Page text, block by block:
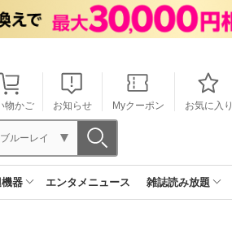
物かご お知らせ Myクーポン お気に入り
ルーレイ
器 エンタメニュース 雑誌読み放題